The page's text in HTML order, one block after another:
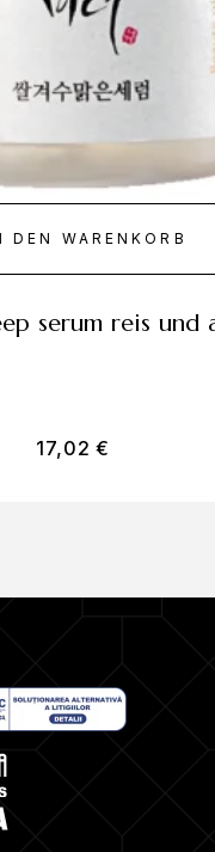
DEN WARENKORB
serum reis
17,02€